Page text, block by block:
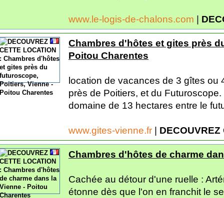
www.le-logis-de-chalons.com |
Chambres d'hôtes et gites près
Poitou Charentes
location de vacances de 3 gîtes ou
près de Poitiers, et du
domaine de 13 hectares entre le
www.gites-vienne.fr |
Chambres d'hôtes de charme
Cachée au détour d'une ruelle :
étonne dès que l'on en franchit le